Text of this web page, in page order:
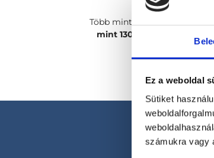
Ez a weboldal
Sütiket
számukra vagy
Több mint
mint 130 szakterületen